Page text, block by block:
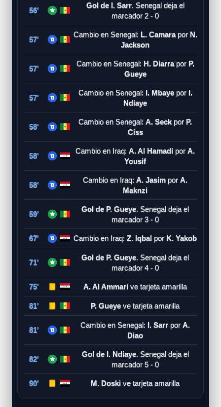
56'
Gol de I. Sarr. Senegal deja el
marcador 2 - 0
57'
Cambio en Senegal: L. Camarapor N.
Jackson
57'
Cambio en Senegal: H. Diarrapor P.
Gueye
57'
Cambio en Senegal: I. Mbayepor I.
Ndiaye
58'
Cambio en Senegal: A. Seck por P.
Ciss
58'
Cambio en Iraq: A. Al Hamadi por A.
Yousif
58'
Cambio en Iraq: A. Jasim por A.
Maknzi
59'
Gol de P. Gueye. Senegal deja el
marcador 3 - 0
67' Cambio en Iraq: Z. Iqbal por K. Yakob
71'
Gol de P. Gueye. Senegal deja el
marcador 4 - 0
75' A. Al Ammari ve tarjeta amarilla
81' P. Gueye ve tarjeta amarilla
81'
Cambio en Senegal: I. Sarr por A.
Diao
82'
Gol de I. Ndiaye. Senegal deja el
marcador 5 - 0
90' M. Doski ve tarjeta amarilla